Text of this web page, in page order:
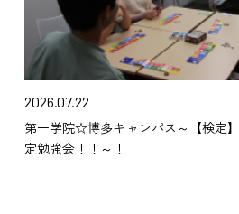
2026.07.22
第一学院☆博多キャンパス～【検定
定勉強会！！～！